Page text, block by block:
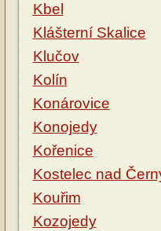
Kbel
Klášterní Skalice
Klučov
Kolín
Konárovice
Konojedy
Kořenice
Kostelec nad
Kouřim
Kozojedy